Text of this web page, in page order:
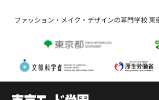
ファッション・メイク・デザインの専門学校 東